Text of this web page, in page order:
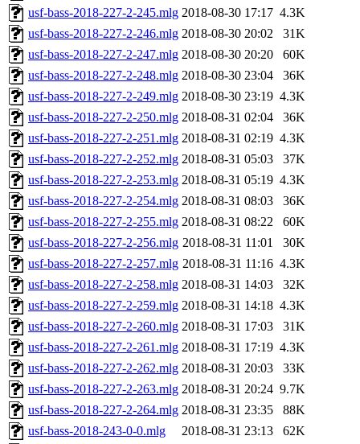
usf-bass-2018-227-2-245.mlg 2018-08-30 17:17 4.3K
usf-bass-2018-227-2-246.mlg 2018-08-30 20:02
31K
usf-bass-2018-227-2-247.mlg 2018-08-30 20:20
60K
usf-bass-2018-227-2-248.mlg 2018-08-30 23:04
36K
usf-bass-2018-227-2-249.mlg 2018-08-30 23:19 4.3K
usf-bass-2018-227-2-250.mlg 2018-08-31 02:04
36K
usf-bass-2018-227-2-251.mlg 2018-08-31 02:19 4.3K
usf-bass-2018-227-2-252.mlg 2018-08-31 05:03
37K
usf-bass-2018-227-2-253.mlg 2018-08-31 05:19 4.3K
usf-bass-2018-227-2-254.mlg 2018-08-31 08:03
36K
usf-bass-2018-227-2-255.mlg 2018-08-31 08:22
60K
usf-bass-2018-227-2-256.mlg 2018-08-31 11:01
30K
usf-bass-2018-227-2-257.mlg 2018-08-31 11:16 4.3K
usf-bass-2018-227-2-258.mlg 2018-08-31 14:03
32K
usf-bass-2018-227-2-259.mlg 2018-08-31 14:18 4.3K
usf-bass-2018-227-2-260.mlg 2018-08-31 17:03
31K
usf-bass-2018-227-2-261.mlg 2018-08-31 17:19 4.3K
usf-bass-2018-227-2-262.mlg 2018-08-31 20:03
33K
usf-bass-2018-227-2-263.mlg 2018-08-31 20:24 9.7K
usf-bass-2018-227-2-264.mlg 2018-08-31 23:35
88K
usf-bass-2018-243-0-0.mlg
2018-08-31 23:13 62K